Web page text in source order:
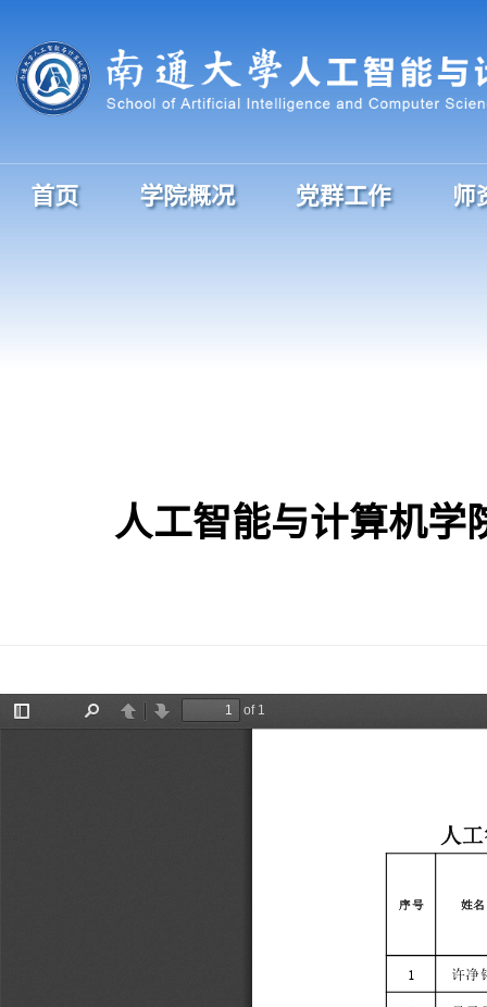
首页 学院概况 党群工作 师
人工智能与计算机